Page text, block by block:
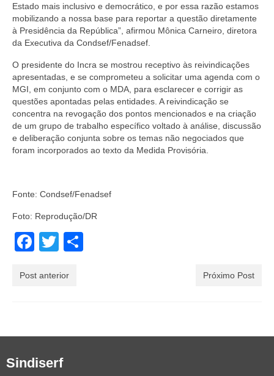
Estado mais inclusivo e democrático, e por essa razão estamos
mobilizando a nossa base para reportar a questão diretamente
à Presidência da República”, afirmou Mônica Carneiro, diretora
da Executiva da Condsef/Fenadsef.
O presidente do Incra se mostrou receptivo às reivindicações
apresentadas, e se comprometeu a solicitar uma agenda com o
MGI, em conjunto com o MDA, para esclarecer e corrigir as
questões apontadas pelas entidades. A reivindicação se
concentra na revogação dos pontos mencionados e na criação
de um grupo de trabalho específico voltado à análise, discussão
e deliberação conjunta sobre os temas não negociados que
foram incorporados ao texto da Medida Provisória.
Fonte: Condsef/Fenadsef
Foto: Reprodução/DR
Facebook
Twitter
Post anterior Próximo Post
Sindiserf